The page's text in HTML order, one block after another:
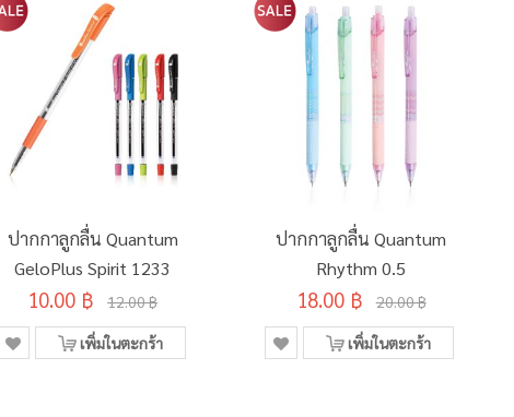
ปากกาลูกลื่น Quantum
GeloPlus Spirit 1233
10.00 ฿ 12.00 ฿
เพิ่มในตะกร้า
ปากกาลูกลื่น Quantum
Rhythm 0.5
18.00 ฿ 20.00 ฿
เพิ่มในตะกร้า